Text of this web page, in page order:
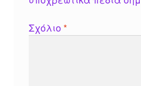
Σχόλιο*